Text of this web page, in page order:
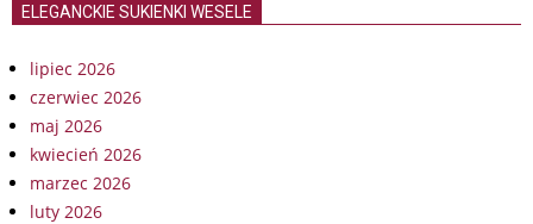
ELEGANCKIE SUKIENKI WESELE
lipiec 2026
czerwiec 2026
maj 2026
kwiecień 2026
marzec 2026
luty 2026